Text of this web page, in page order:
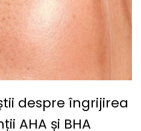
despre îngrijirea
AHA și BHA